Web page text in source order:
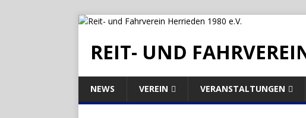
REIT- UND
NEWS VEREIN VERANSTALTUNGEN